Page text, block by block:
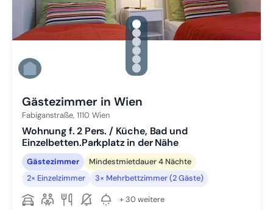
gallery.slide_selector
Zu Slide 1 wechseln
Zu Slide 2 wechseln
Zu Slide 3 wechseln
Zu Slide 4 wechseln
Zu Slide 5 wechseln
Zu Slide 6 wechseln
Gästezimmer in Wien
Fabiganstraße, 1110 Wien
Wohnung f. 2 Pers. / Küche, Bad und
Einzelbetten.Parkplatz in der Nähe
Gästezimmer
Mindestmietdauer 4 Nächte
2× Einzelzimmer
3× Mehrbettzimmer (2 Gäste)
+ 30 weitere